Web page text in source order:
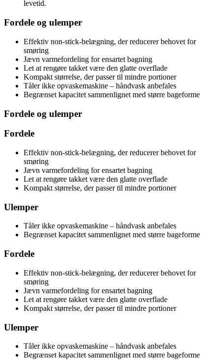
levetid.
Fordele og ulemper
Effektiv non-stick-belægning, der reducerer behovet for
smøring
Jævn varmefordeling for ensartet bagning
Let at rengøre takket være den glatte overflade
Kompakt størrelse, der passer til mindre portioner
Tåler ikke opvaskemaskine – håndvask anbefales
Begrænset kapacitet sammenlignet med større bageforme
Fordele og ulemper
Fordele
Effektiv non-stick-belægning, der reducerer behovet for
smøring
Jævn varmefordeling for ensartet bagning
Let at rengøre takket være den glatte overflade
Kompakt størrelse, der passer til mindre portioner
Ulemper
Tåler ikke opvaskemaskine – håndvask anbefales
Begrænset kapacitet sammenlignet med større bageforme
Fordele
Effektiv non-stick-belægning, der reducerer behovet for
smøring
Jævn varmefordeling for ensartet bagning
Let at rengøre takket være den glatte overflade
Kompakt størrelse, der passer til mindre portioner
Ulemper
Tåler ikke opvaskemaskine – håndvask anbefales
Begrænset kapacitet sammenlignet med større bageforme